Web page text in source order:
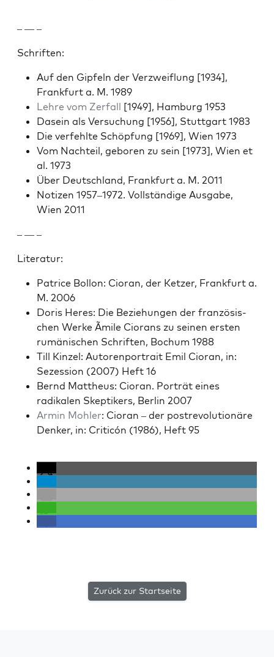
– — –
Schriften:
Auf den Gipfeln der Verzwei­flung [1934],
Frank­furt a. M. 1989
Lehre vom Zer­fall [1949], Ham­burg 1953
Dasein als Ver­suchung [1956], Stuttgart 1983
Die ver­fehlte Schöp­fung [1969], Wien 1973
Vom Nachteil, geboren zu sein [1973], Wien et
al. 1973
Über Deutsch­land, Frank­furt a. M. 2011
Noti­zen 1957–1972. Voll­ständi­ge Aus­gabe,
Wien 2011
– — –
Lit­er­atur:
Patrice Bol­lon: Cio­ran, der Ket­zer, Frank­furt a.
M. 2006
Doris Heres: Die Beziehun­gen der franzö­sis­
chen Werke Ãmile Cio­rans zu seinen ersten
rumänis­chen Schriften, Bochum 1988
Till Kinzel: Autoren­por­trait Emil Cio­ran, in:
Sezes­sion (2007) Heft 16
Bernd Mattheus: Cio­ran. Porträt eines
radikalen Skep­tik­ers, Berlin 2007
Armin Mohler: Cio­ran – der postrev­o­lu­tionäre
Denker, in: Crit­icón (1986), Heft 95
Zurück zur Startseite